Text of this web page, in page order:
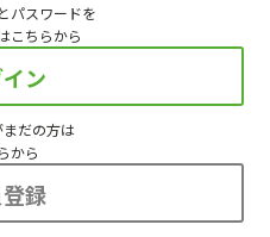
パスワードを
こちらから
ン
だの方は
から
録